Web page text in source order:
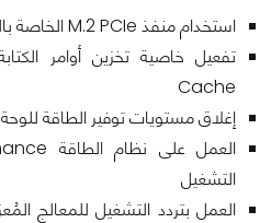
استخدام منفذ M.2 PCIe الخاصة بالشريحة Z270 مُباشرة
Cache
إغلاق مستويات توفير الطاقة للوحة C-States
التشغيل